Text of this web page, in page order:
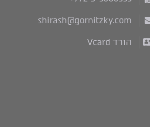
shirash@gornitzky.com
הורד Vcard